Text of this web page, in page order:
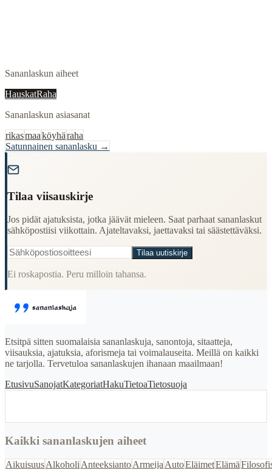
Sananlaskun aiheet
HauskatRaha
Sananlaskun asiasanat
rikasmaaköyhäraha
Satunnainen sananlasku →
Tilaa viisauskirje
Jos pidät ajatuksista, jotka jäävät mieleen. Saat parhaat sananlaskut
sähköpostiisi viikottain. Ajateltavaksi, jaettavaksi tai säästettäväksi.
Tilaa uutiskirje
Ei roskapostia. Peru milloin tahansa.
Etsitpä sitten suomalaisia sananlaskuja, sanontoja, sitaatteja,
viisauksia, ajatuksia, aforismeja tai voimalauseita. Meillä on kaikki
ne tarjolla. Tervetuloa sananlaskujen ihanaan maailmaan!
EtusivuSanojatKategoriatHakuTietoaTietosuoja
Kaikki sananlaskujen aiheet
AikuisuusAlkoholi AnteeksiantoArmeija AutoEläimetElämä